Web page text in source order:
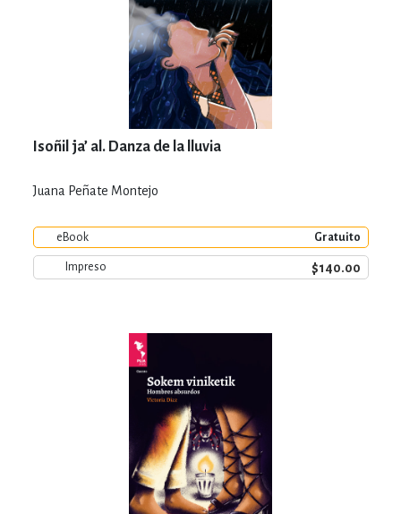
Isoñil ja’ al. Danza de la lluvia
Juana Peñate Montejo
eBook Gratuito
Impreso $140.00